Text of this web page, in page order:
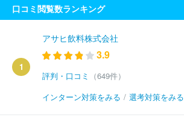
口コミ閲覧数ランキング
1
アサヒ飲料株式会社
3.9
評判・口コミ
（649件）
インターン対策をみる / 選考対策をみる